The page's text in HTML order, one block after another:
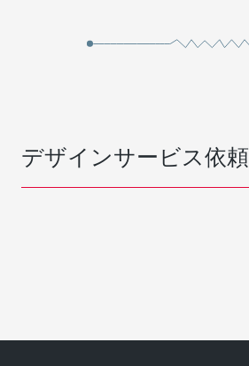
デザインサービス依頼